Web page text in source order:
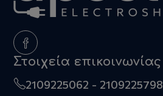
Στοιχεία επικοινωνίας
2109225062 2109225798